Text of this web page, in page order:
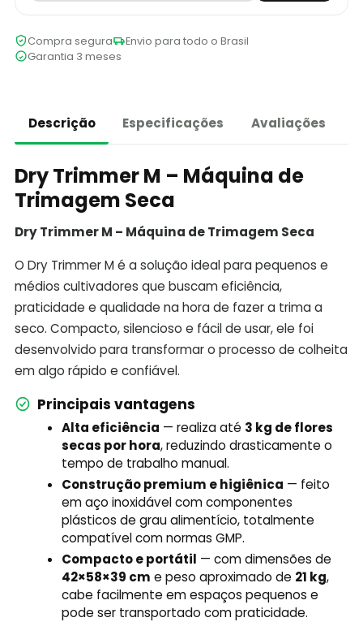
Compra segura
Envio para todo o Brasil
Garantia 3 meses
Descrição Especificações Avaliações
Dry Trimmer M – Máquina de
Trimagem Seca
Dry Trimmer M – Máquina de Trimagem Seca
O Dry Trimmer M é a solução ideal para pequenos e
médios cultivadores que buscam eficiência,
praticidade e qualidade na hora de fazer a trima a
seco. Compacto, silencioso e fácil de usar, ele foi
desenvolvido para transformar o processo de colheita
em algo rápido e confiável.
Principais vantagens
Alta eficiência — realiza até 3 kg de flores
secas por hora, reduzindo drasticamente o
tempo de trabalho manual.
Construção premium e higiênica — feito
em aço inoxidável com componentes
plásticos de grau alimentício, totalmente
compatível com normas GMP.
Compacto e portátil — com dimensões de
42×58×39 cm e peso aproximado de 21 kg,
cabe facilmente em espaços pequenos e
pode ser transportado com praticidade.